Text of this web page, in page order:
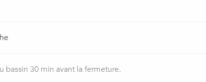
bassin 30 min avant la fermeture.